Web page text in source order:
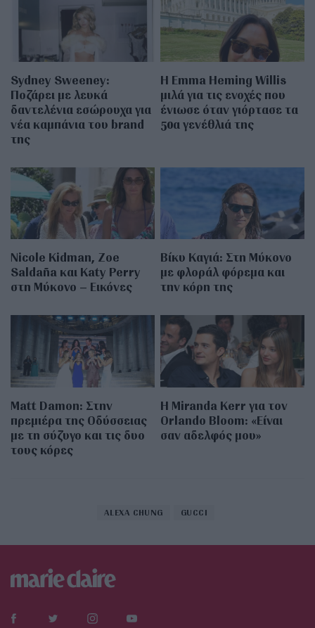
Sydney Sweeney:
Ποζάρει με λευκά
δαντελένια εσώρουχα για
νέα καμπάνια του brand
της
H Emma Heming Willis
μιλά για τις ενοχές που
ένιωσε όταν γιόρτασε τα
50α γενέθλιά της
Nicole Kidman, Zoe
Saldaña και Katy Perry
στη Μύκονο – Εικόνες
Βίκυ Καγιά: Στη Μύκονο
με φλοράλ φόρεμα και
την κόρη της
Matt Damon: Στην
πρεμιέρα της Οδύσσειας
με τη σύζυγο και τις δυο
τους κόρες
Η Miranda Kerr για τον
Orlando Bloom: «Είναι
σαν αδελφός μου»
ALEXA CHUNG GUCCI